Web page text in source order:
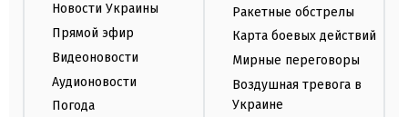
Новости Украины
Прямой эфир
Видеоновости
Аудионовости
Погода
Ракетные обстрелы
Карта боевых действий
Мирные переговоры
Воздушная тревога в
Украине